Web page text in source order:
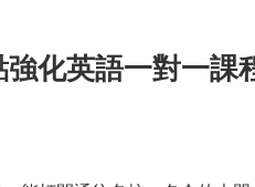
化英語一對一課